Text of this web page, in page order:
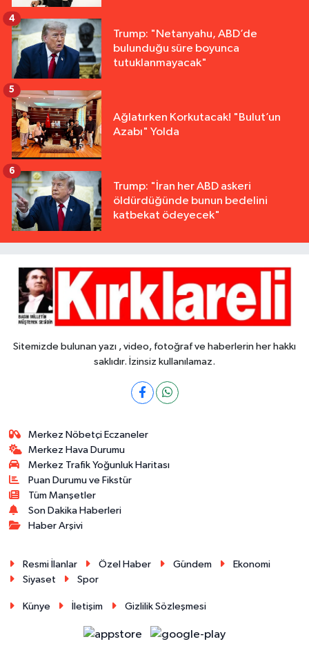
Trump: "Netanyahu, ABD’de
bulunduğu süre boyunca
tutuklanmayacak"
4
Ağlatırken Korkutacak! "Bulut’un
Azabı" Yolda
5
Trump: "İran her ABD askeri
öldürdüğünde bunun bedelini
katbekat ödeyecek"
6
Sitemizde bulunan yazı , video, fotoğraf ve haberlerin her hakkı
saklıdır. İzinsiz kullanılamaz.
Merkez Nöbetçi Eczaneler
Merkez Hava Durumu
Merkez Trafik Yoğunluk Haritası
Puan Durumu ve Fikstür
Tüm Manşetler
Son Dakika Haberleri
Haber Arşivi
Resmi İlanlar Özel Haber Gündem
Ekonomi
Siyaset
Spor
Künye İletişim Gizlilik Sözleşmesi